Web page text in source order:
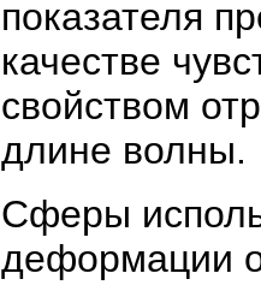
показателя
качестве
свойством
длине волны.
Сферы
деформации